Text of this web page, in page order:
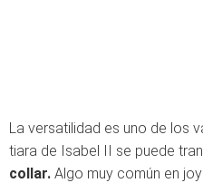
La versatilidad es uno de los
tiara de Isabel II se puede
collar. Algo muy común en